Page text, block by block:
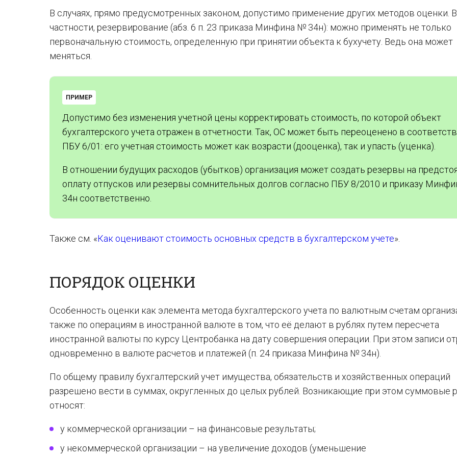
В случаях, прямо предусмотренных законом, допустимо применение других методов оценки. В
частности, резервирование (абз. 6 п. 23 приказа Минфина № 34н): можно применять не только
первоначальную стоимость, определенную при принятии объекта к бухучету. Ведь она может
меняться.
ПРИМЕР
Допустимо без изменения учетной цены корректировать стоимость, по которой объект
бухгалтерского учета отражен в отчетности. Так, ОС может быть переоценено в
ПБУ 6/01: его учетная стоимость может как возрасти (дооценка), так и упасть (уценка).
В отношении будущих расходов (убытков) организация может создать резервы на
оплату отпусков или резервы сомнительных долгов согласно ПБУ 8/2010 и приказу
34н соответственно.
Также см. «Как оценивают стоимость основных средств в бухгалтерском учете».
ПОРЯДОК ОЦЕНКИ
Особенность оценки как элемента метода бухгалтерского учета по валютным счетам
также по операциям в иностранной валюте в том, что её делают в рублях путем пересчета
иностранной валюты по курсу Центробанка на дату совершения операции. При этом записи
одновременно в валюте расчетов и платежей (п. 24 приказа Минфина № 34н).
По общему правилу бухгалтерский учет имущества, обязательств и хозяйственных операций
разрешено вести в суммах, округленных до целых рублей. Возникающие при этом суммовые
относят:
у коммерческой организации – на финансовые результаты;
у некоммерческой организации – на увеличение доходов (уменьшение